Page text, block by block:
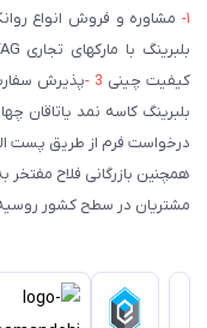
۱- مشاوره و فروش انواع
کیفیت چینی 3 - پذیرش
بلبرینگ کاسه نمد یاتاقان
درخواست فرم از طریق پست
همچنین بازرگانی فلاح
مشتریان در سطح کشور